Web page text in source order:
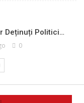
Deținuți Politici…
0